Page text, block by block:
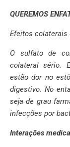
QUEREMOS
Efeitos colaterais
O sulfato de
colateral sério.
estão dor no
digestivo. No
seja de grau
infecções por
Interações